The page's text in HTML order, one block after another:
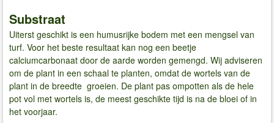
Substraat
Uiterst geschikt is een humusrijke bodem met een mengsel van
turf. Voor het beste resultaat kan nog een beetje
calciumcarbonaat door de aarde worden gemengd. Wij adviseren
om de plant in een schaal te planten, omdat de wortels van de
plant in de breedte groeien. De plant pas ompotten als de hele
pot vol met wortels is, de meest geschikte tijd is na de bloei of in
het voorjaar.